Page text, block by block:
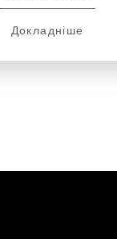
Докладніше